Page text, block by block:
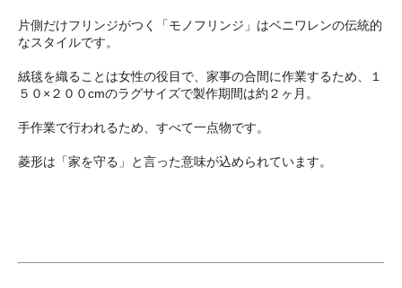
片側だけフリンジがつく「モノフリンジ」はベニワレンの伝統的
なスタイルです。
絨毯を織ることは女性の役目で、家事の合間に作業するため、１
５０×２００cmのラグサイズで製作期間は約２ヶ月。
手作業で行われるため、すべて一点物です。
菱形は「家を守る」と言った意味が込められています。